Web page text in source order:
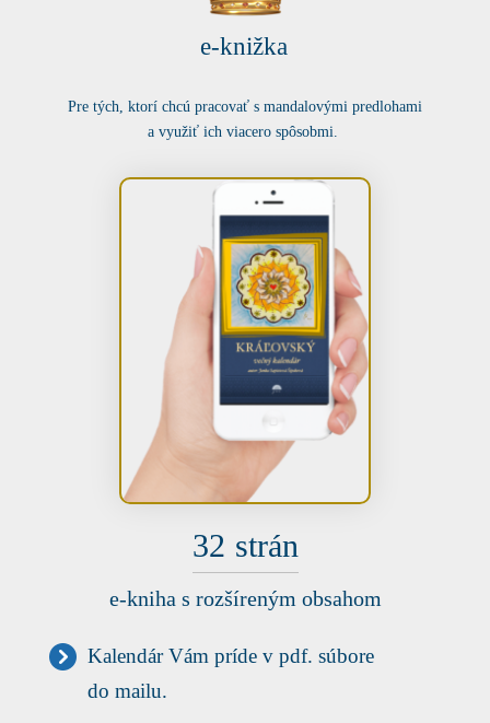
e-knižka
Pre tých, ktorí chcú pracovať s mandalovými predlohami
a využiť ich viacero spôsobmi.
32 strán
e-kniha s rozšíreným obsahom
Kalendár Vám príde v pdf. súbore
do mailu.